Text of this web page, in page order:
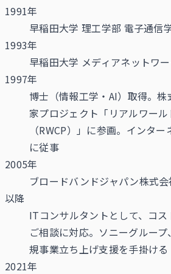
1991年
早稲田大学 理工学部 電子通信
1993年
早稲田大学 メディアネットワ
1997年
博士（情報工学・AI）取得。
家プロジェクト「リアルワー
（RWCP）」に参画。インタ
に従事
2005年
ブロードバンドジャパン株式
以降
ITコンサルタントとして、コ
ご相談に対応。ソニーグルー
規事業立ち上げ支援を手掛ける
2021年